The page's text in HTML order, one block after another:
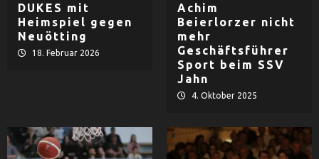
DUKES mit
Heimspiel gegen
Neuötting
18. Februar 2026
Achim
Beierlorzer nicht
mehr
Geschäftsführer
Sport beim SSV
Jahn
4. Oktober 2025